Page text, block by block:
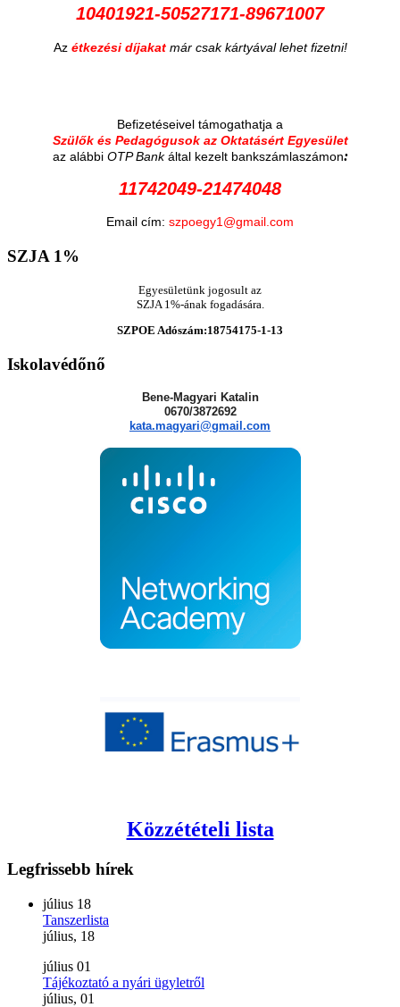
10401921-50527171-89671007
Az étkezési díjakat már csak kártyával lehet fizetni!
Befizetéseivel támogathatja a
Szülők és Pedagógusok az Oktatásért Egyesület
az alábbi OTP Bankáltal kezelt bankszámlaszámon:
11742049-21474048
Email cím: szpoegy1@gmail.com
SZJA 1%
Egyesületünk jogosult az
SZJA 1%-ának fogadására.
SZPOE Adószám:18754175-1-13
Iskolavédőnő
Bene-Magyari Katalin
0670/3872692
kata.magyari@gmail.com
Közzétételi lista
Legfrissebb hírek
július 18
Tanszerlista
július, 18
július 01
Tájékoztató a nyári ügyletről
július, 01